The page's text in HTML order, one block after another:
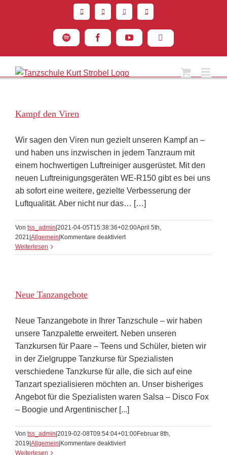
Spotify FacebookYouTube Instagram
Kampf den Viren
Wir sagen den Viren nun gezielt unseren Kampf an –
und haben uns inzwischen in jedem Tanzraum mit
einem hochwertigen Luftreiniger ausgerüstet. Mit den
neuen Luftreinigungsgeräten WE-R150 gibt es bei uns
ab sofort eine weitere, gezielte Verbesserung der
Luftqualität. Aber nicht nur das… […]
Von tss_admin 2021-04-05T15:38:36+02:00April 5th,
2021 Allgemein Kommentare deaktiviertfür
den
Weiterlesen
Neue Tanzangebote
Neue Tanzangebote in Ihrer Tanzschule – wir haben
unsere Tanzpalette erweitert. Neben unseren
Tanzkursen für Paare – Teens und Schüler, bieten wir
in der Zielgruppe Tanzkurse für Spezialisten
verschiedene Tanzkurse für alle, die sich auf eine
Tanzart spezialisieren möchten an. Unser bisheriges
Angebot für die Spezialisten waren Salsa – Disco Fox
– Boogie und Argentinischer [...]
Von tss_admin 2019-02-08T09:54:04+01:00Februar 8th,
2019 Allgemein Kommentare deaktiviertfür
Weiterlesen